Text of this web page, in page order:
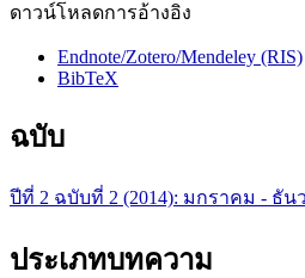
ดาวน์โหลดการอ้างอิง
Endnote/Zotero/Mendeley (RIS)
BibTeX
ฉบับ
ปีที่ 2 ฉบับที่ 2 (2014): มกราคม - ธัน
ประเภทบทความ